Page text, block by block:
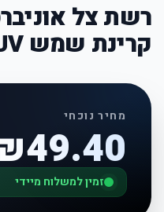
רשת צל
קרינת שמש UV
מחיר נוכחי
49.40
זמין למשלוח מיידי